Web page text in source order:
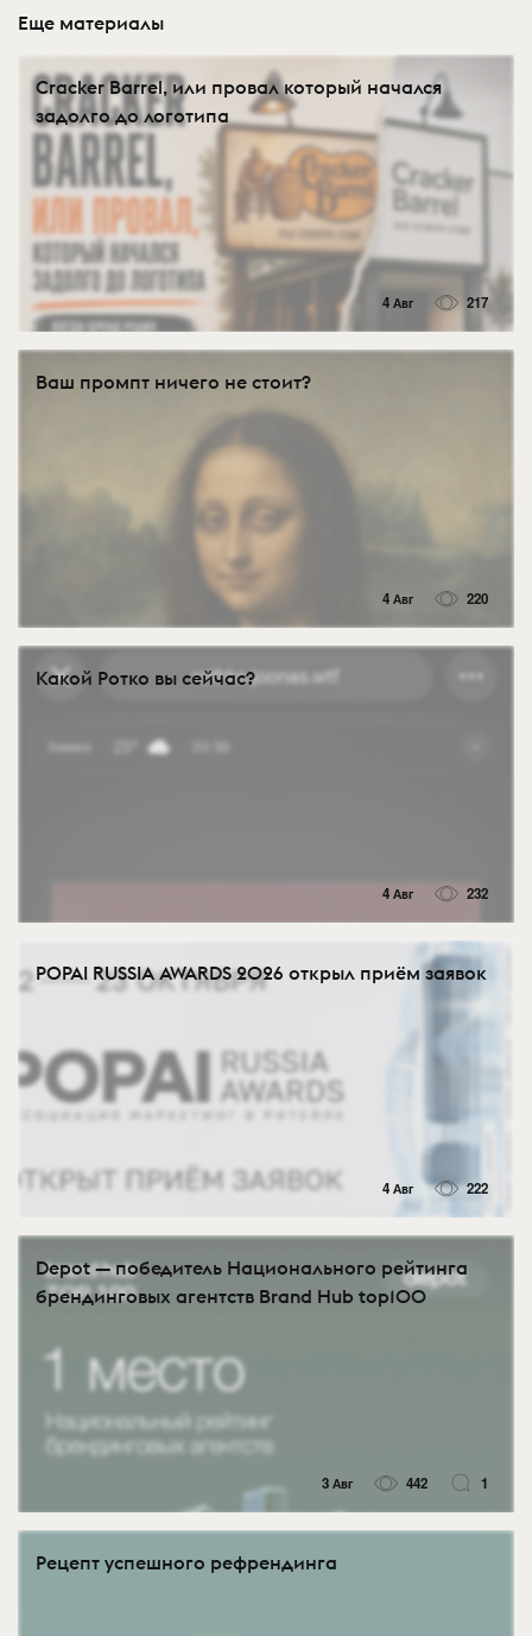
Еще материалы
Cracker Barrel, или провал который начался
задолго до логотипа
4 Авг 217
Ваш промпт ничего не стоит?
4 Авг 220
Какой Ротко вы сейчас?
4 Авг 232
POPAI RUSSIA AWARDS 2026 открыл приём заявок
4 Авг 222
Depot — победитель Национального рейтинга
брендинговых агентств Brand Hub top100
3 Авг 442 1
Рецепт успешного рефрендинга